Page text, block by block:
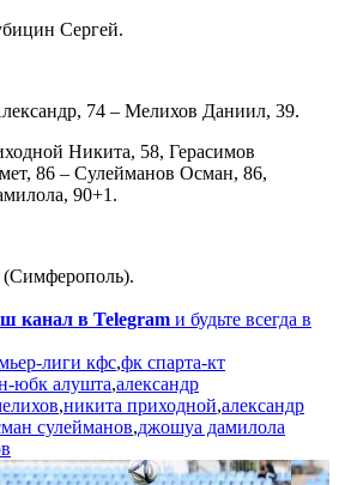
Сергей.
74 – Мелихов Даниил, 39.
Никита, 58, Герасимов
86 – Сулейманов Осман, 86,
90+1.
канал в Telegram и будьте всегда в
лиги кфс,фк спарта-кт
юбк алушта,александр
,никита приходной,александр
сулейманов,джошуа дамилола